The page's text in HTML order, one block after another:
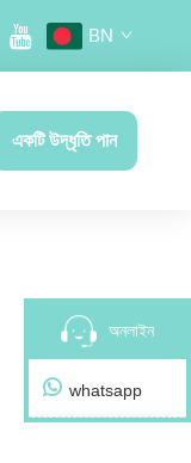
BN
একটি উদ্ধৃতি পান
অনলাইন
whatsapp